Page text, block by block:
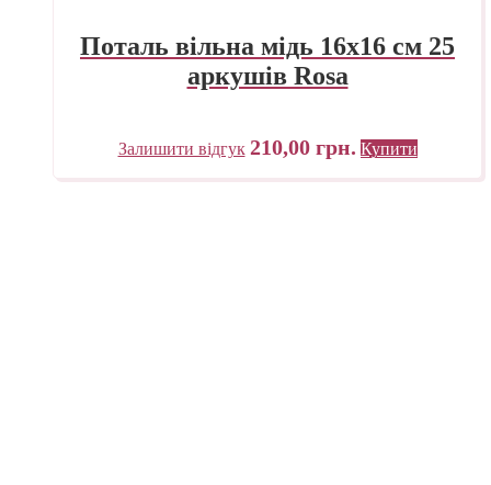
Поталь вільна мідь 16х16 см 25
аркушів Rosa
Залишити відгук 210,00 грн. Купити